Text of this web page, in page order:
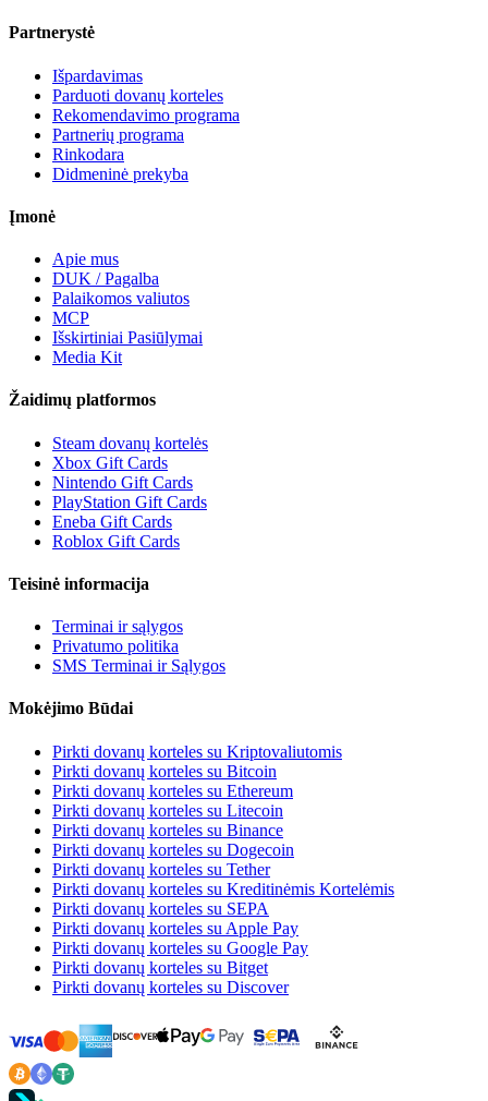
Partnerystė
Išpardavimas
Parduoti dovanų korteles
Rekomendavimo programa
Partnerių programa
Rinkodara
Didmeninė prekyba
Įmonė
Apie mus
DUK / Pagalba
Palaikomos valiutos
MCP
Išskirtiniai Pasiūlymai
Media Kit
Žaidimų platformos
Steam dovanų kortelės
Xbox Gift Cards
Nintendo Gift Cards
PlayStation Gift Cards
Eneba Gift Cards
Roblox Gift Cards
Teisinė informacija
Terminai ir sąlygos
Privatumo politika
SMS Terminai ir Sąlygos
Mokėjimo Būdai
Pirkti dovanų korteles su Kriptovaliutomis
Pirkti dovanų korteles su Bitcoin
Pirkti dovanų korteles su Ethereum
Pirkti dovanų korteles su Litecoin
Pirkti dovanų korteles su Binance
Pirkti dovanų korteles su Dogecoin
Pirkti dovanų korteles su Tether
Pirkti dovanų korteles su Kreditinėmis Kortelėmis
Pirkti dovanų korteles su SEPA
Pirkti dovanų korteles su Apple Pay
Pirkti dovanų korteles su Google Pay
Pirkti dovanų korteles su Bitget
Pirkti dovanų korteles su Discover